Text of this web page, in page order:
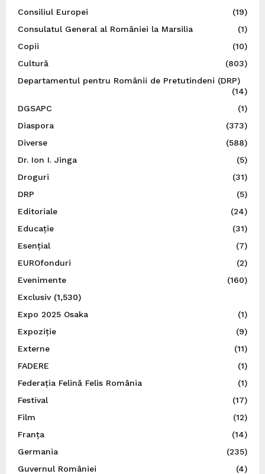
Consiliul Europei
(19)
Consulatul General al României la Marsilia
(1)
Copii
(10)
Cultură
(803)
Departamentul pentru Românii de Pretutindeni (DRP)
(14)
DGSAPC
(1)
Diaspora
(373)
Diverse
(588)
Dr. Ion I. Jinga
(5)
Droguri
(31)
DRP
(5)
Editoriale
(24)
Educație
(31)
Esențial
(7)
EUROfonduri
(2)
Evenimente
(160)
Exclusiv(1,530)
Expo 2025 Osaka
(1)
Expoziție
(9)
Externe
(11)
FADERE
(1)
Federația Felină Felis România
(1)
Festival
(17)
Film
(12)
Franța
(14)
Germania
(235)
Guvernul României
(4)